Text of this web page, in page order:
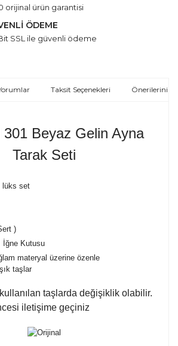
orijinal ürün garantisi
ÖDEME
SSL ile güvenli ödeme
Taksit Seçenekleri Önerileriniz
301 Beyaz Gelin Ayna
Tarak Seti
lüks set
)
İğne Kutusu
materyal üzerine özenle
taşlar
taşlarda değişiklik olabilir.
iletişime geçiniz